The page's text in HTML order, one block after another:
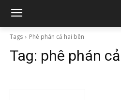
Tags Phê phán cả hai bên
Tag: phê phán